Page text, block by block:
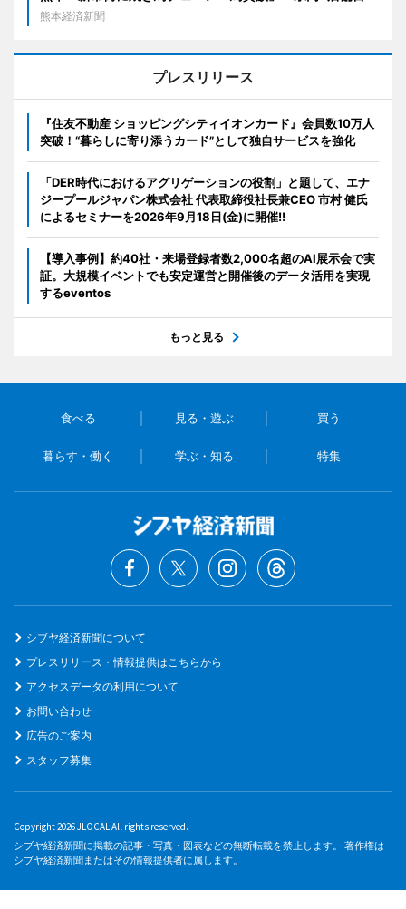
熊本経済新聞
プレスリリース
『住友不動産 ショッピングシティイオンカード』会員数10万人
突破！“暮らしに寄り添うカード”として独自サービスを強化
「DER時代におけるアグリゲーションの役割」と題して、エナ
ジープールジャパン株式会社 代表取締役社長兼CEO 市村 健氏
によるセミナーを2026年9月18日(金)に開催!!
【導入事例】約40社・来場登録者数2,000名超のAI展示会で実
証。大規模イベントでも安定運営と開催後のデータ活用を実現
するeventos
もっと見る
食べる 見る・遊ぶ 買う
暮らす・働く 学ぶ・知る 特集
シブヤ経済新聞について
プレスリリース・情報提供はこちらから
アクセスデータの利用について
お問い合わせ
広告のご案内
スタッフ募集
Copyright 2026 JLOCAL All rights reserved.
シブヤ経済新聞に掲載の記事・写真・図表などの無断転載を禁止します。 著作権は
シブヤ経済新聞またはその情報提供者に属します。